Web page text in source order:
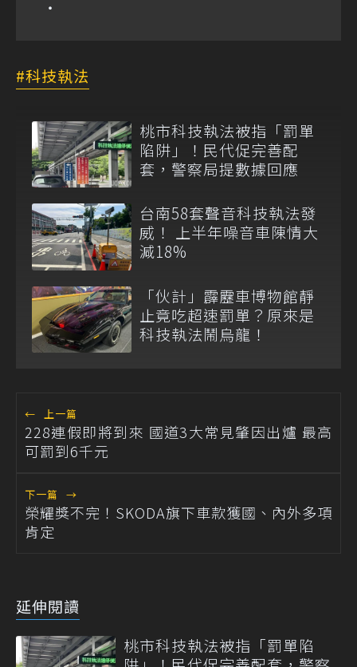
科技執法
桃市科技執法被指「罰單
陷阱」！民代促完善配
套，警察局提數據回應
台南58套聲音科技執法發
威！ 上半年噪音車陳情大
減18%
「伙計」霹靂車博物館靜
止竟吃超速罰單？原來是
科技執法鬧烏龍！
← 上一篇
228連假即將到來 國道3大常見肇因出爐 最高
可罰到6千元
下一篇 →
榮耀獎不完！SKODA旗下車款獲國、內外多項
肯定
延伸閱讀
桃市科技執法被指「罰單陷